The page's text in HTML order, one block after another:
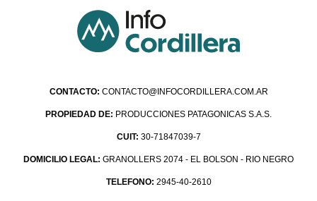
CONTACTO: CONTACTO@INFOCORDILLERA.COM.AR
PROPIEDAD DE: PRODUCCIONES PATAGONICAS S.A.S.
CUIT: 30-71847039-7
DOMICILIO LEGAL: GRANOLLERS 2074 - EL BOLSON - RIO NEGRO
TELEFONO: 2945-40-2610